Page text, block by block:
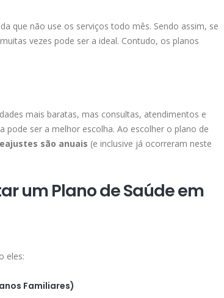
que não use os serviços todo mês. Sendo assim, se
vezes pode ser a ideal. Contudo, os planos
mais baratas, mas consultas, atendimentos e
pode ser a melhor escolha. Ao escolher o plano de
são anuais (e inclusive já ocorreram neste
um Plano de Saúde em
eles:
Familiares)